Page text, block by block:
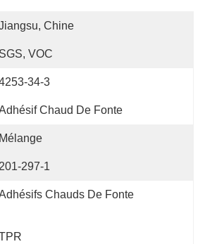
Chine
SGS, VOC
34-3
Chaud De Fonte
Mélange
201-297-1
Chauds De Fonte